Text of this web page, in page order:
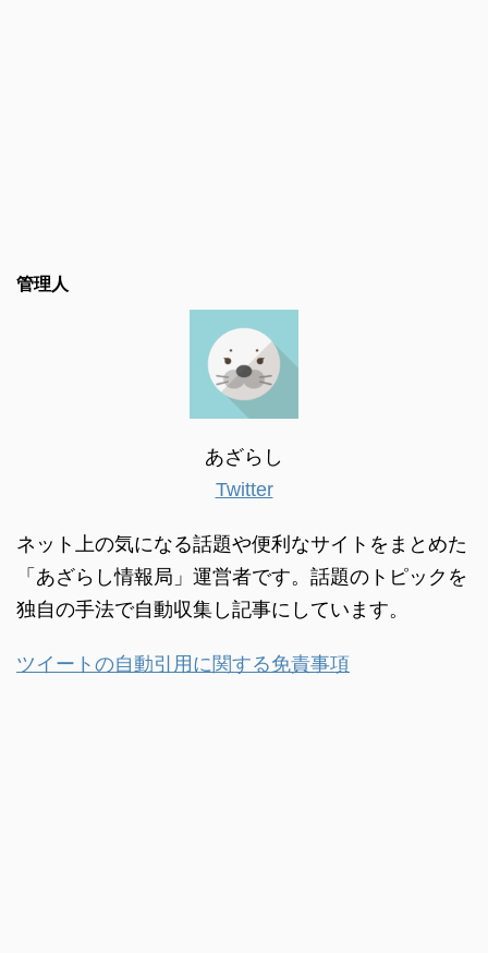
管理人
あざらし
Twitter
ネット上の気になる話題や便利なサイトをまとめた
「あざらし情報局」運営者です。話題のトピックを
独自の手法で自動収集し記事にしています。
ツイートの自動引用に関する免責事項